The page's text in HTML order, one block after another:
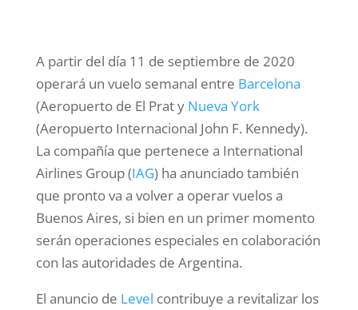
A partir del día 11 de septiembre de 2020
operará un vuelo semanal entre Barcelona
(Aeropuerto de El Prat y Nueva York
(Aeropuerto Internacional John F. Kennedy).
La compañía que pertenece a International
Airlines Group (IAG) ha anunciado también
que pronto va a volver a operar vuelos a
Buenos Aires, si bien en un primer momento
serán operaciones especiales en colaboración
con las autoridades de Argentina.
El anuncio de Level contribuye a revitalizar los